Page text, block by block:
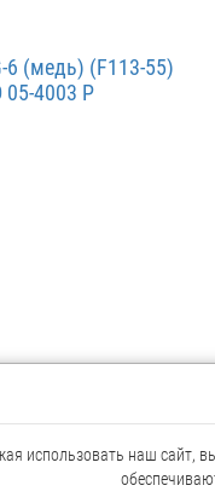
6 (медь) (F113-55)
05-4003 Р
использовать наш сайт,